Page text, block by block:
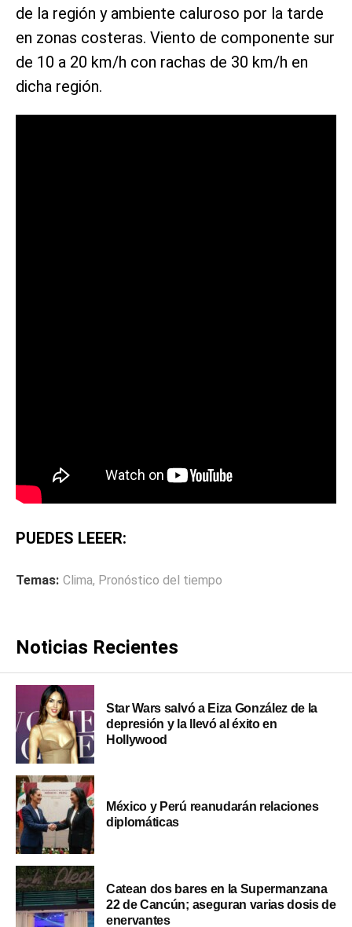
de la región y ambiente caluroso por la tarde
en zonas costeras. Viento de componente sur
de 10 a 20 km/h con rachas de 30 km/h en
dicha región.
PUEDES LEEER:
Temas: Clima, Pronóstico del tiempo
Noticias Recientes
Star Wars salvó a Eiza González de la
depresión y la llevó al éxito en
Hollywood
México y Perú reanudarán relaciones
diplomáticas
Catean dos bares en la Supermanzana
22 de Cancún; aseguran varias dosis de
enervantes